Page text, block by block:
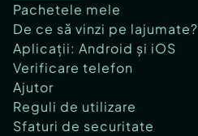
Pachetele mele
De ce să vinzi pe lajumate?
Aplicații: Android și iOS
Verificare telefon
Ajutor
Reguli de utilizare
Sfaturi de securitate